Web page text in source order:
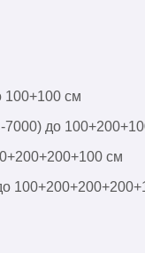
100+100 см
7000) до
см